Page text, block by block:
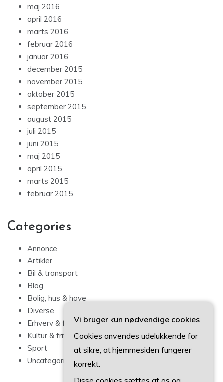
maj 2016
april 2016
marts 2016
februar 2016
januar 2016
december 2015
november 2015
oktober 2015
september 2015
august 2015
juli 2015
juni 2015
maj 2015
april 2015
marts 2015
februar 2015
Categories
Annonce
Artikler
Bil & transport
Blog
Bolig, hus & have
Diverse
Erhverv & forbrug
Kultur & fritid
Sport
Uncategorized
Vi bruger kun nødvendige cookies
Cookies anvendes udelukkende for
at sikre, at hjemmesiden fungerer
korrekt.
Disse cookies sættes af os og